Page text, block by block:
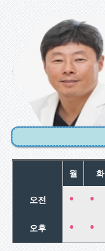
노성혁
산과/고위험임
신
월
화
오전 • •
오후 • •